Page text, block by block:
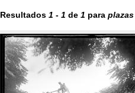
Resultados 1 - 1 de 1 para plazas